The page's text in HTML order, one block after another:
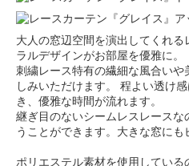
大人の窓辺空間を演出してくれ
ラルデザインがお部屋を優雅に。
刺繍レース特有の繊細な風合い
しみいただけます。 程よい透け
き、優雅な時間が流れます。
継ぎ目のないシームレスレース
うことができます。大きな窓にも
ポリエステル素材を使用してい